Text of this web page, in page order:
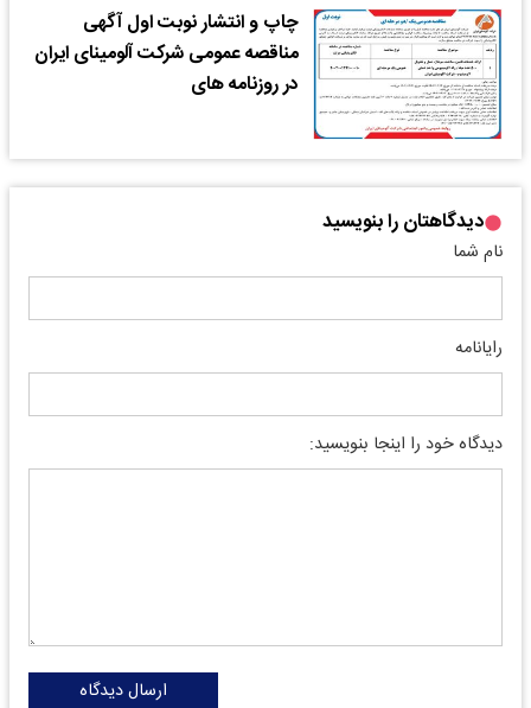
چاپ و انتشار نوبت اول آگهی
مناقصه عمومی شرکت آلومینای ایران
در روزنامه های
دیدگاهتان را بنویسید
نام شما
رایانامه
دیدگاه خود را اینجا بنویسید:
ارسال دیدگاه